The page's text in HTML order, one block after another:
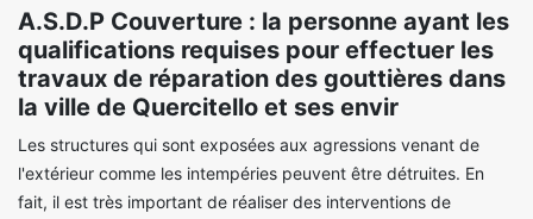
A.S.D.P Couverture : la personne ayant les
qualifications requises pour effectuer les
travaux de réparation des gouttières dans
la ville de Quercitello et ses envir
Les structures qui sont exposées aux agressions venant de
l'extérieur comme les intempéries peuvent être détruites. En
fait, il est très important de réaliser des interventions de